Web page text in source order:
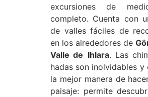
excursiones de
completo. Cuenta con
de valles fáciles de
en los alrededores de
Valle de Ihlara. Las
hadas son inolvidables y
la mejor manera de
paisaje: permite